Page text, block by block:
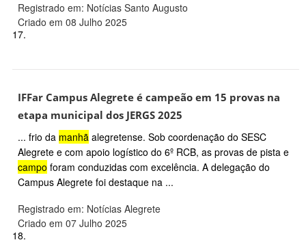
Registrado em: Notícias Santo Augusto
Criado em 08 Julho 2025
17.
IFFar Campus Alegrete é campeão em 15 provas na
etapa municipal dos JERGS 2025
... frio da manhã alegretense. Sob coordenação do SESC
Alegrete e com apoio logístico do 6º RCB, as provas de pista e
campo foram conduzidas com excelência. A delegação do
Campus Alegrete foi destaque na ...
Registrado em: Notícias Alegrete
Criado em 07 Julho 2025
18.